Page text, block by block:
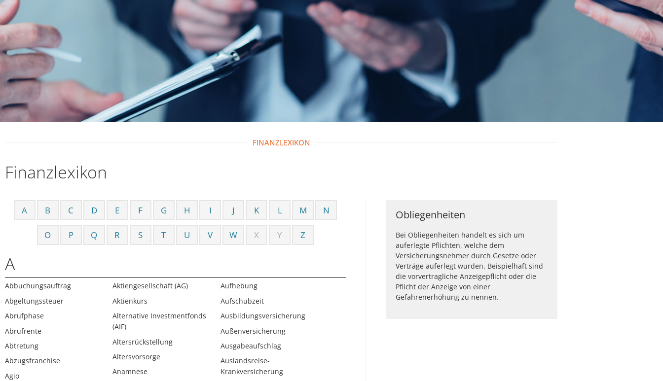
FINANZLEXIKON
Finanzlexikon
A B C D E F G H I J K L M N
O P Q R S T U V W X Y Z
A
Abbuchungsauftrag
Abgeltungssteuer
Abrufphase
Abrufrente
Abtretung
Abzugsfranchise
Agio
Aktiengesellschaft (AG)
Aktienkurs
Alternative Investmentfonds
(AIF)
Altersrückstellung
Altersvorsorge
Anamnese
Aufhebung
Aufschubzeit
Ausbildungsversicherung
Außenversicherung
Ausgabeaufschlag
Auslandsreise-
Krankversicherung
Obliegenheiten
Bei Obliegenheiten handelt es sich um
auferlegte Pflichten, welche dem
Versicherungsnehmer durch Gesetze oder
Verträge auferlegt wurden. Beispielhaft sind
die vorvertragliche Anzeigepflicht oder die
Pflicht der Anzeige von einer
Gefahrenerhöhung zu nennen.